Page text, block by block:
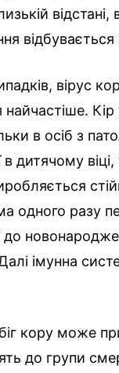
відстані,
вірус
найчастіше.
в осіб з
в дитячому
одного разу
до
імунна
кору може
до групи